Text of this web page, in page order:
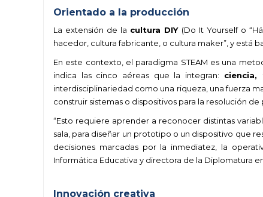
Orientado a la producción
La extensión de la cultura DIY(Do It Yourself o
hacedor, cultura fabricante, o cultura maker”, y está
En este contexto, el paradigma STEAM es una
indica las cinco aéreas que la integran:
interdisciplinariedad como una riqueza, una fuerza
construir sistemas o dispositivos para la resolución de
“Esto requiere aprender a reconocer distintas
sala, para diseñar un prototipo o un dispositivo que
decisiones marcadas por la inmediatez, la
Informática Educativa y directora de la Diplomatura
Innovación creativa